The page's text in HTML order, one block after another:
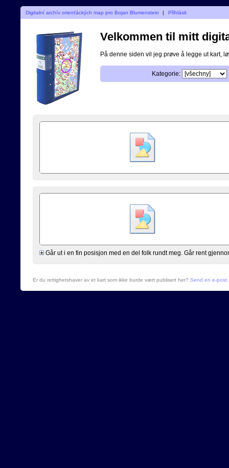
Digitalní archív orienťáckých map pro Bojan Blumenstein | Přihlásit
Velkommen til mitt
På denne siden vil jeg prøve å legge ut kart,
Kategorie:
Går ut i en fin posisjon med en del folk rundt meg. Går rent
Er du rettighetshaver av et kart som ikke burde vært publisert her? Send en e-post